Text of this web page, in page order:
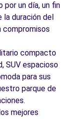
por un día, un fin
la duración del
compromisos
compacto
SUV espacioso
para sus
parque de
mejores